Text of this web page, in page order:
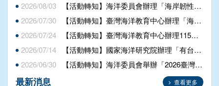
2026/08/03
【活動轉知】海洋委員會辦理「海岸韌性Plus海青提案行動工作坊」
2026/07/30
【活動轉知】臺灣海洋教育中心辦理「海洋科普及氣候變遷宣導講座」
2026/07/24
【活動轉知】臺灣海洋教育中心辦理115年度第2梯次共35場巡迴到校服務講座
2026/07/14
【活動轉知】國家海洋研究院辦理「有台味的海洋課-海洋素養教案徵件比賽」第二次實體及線上說明會
2026/06/30
【活動轉知】海洋委員會舉辦「2026臺灣海洋國際論壇」
最新消息 查看更多